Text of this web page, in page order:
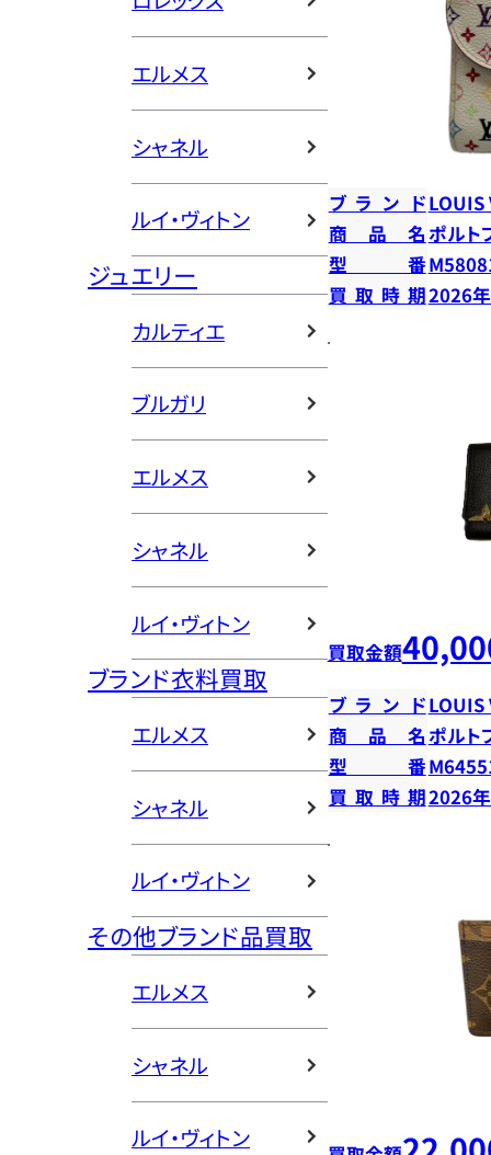
エルメス
シャネル
ルイ・ヴィトン
ジュエリー
カルティエ
ブルガリ
エルメス
シャネル
ルイ・ヴィトン
ブランド衣料買取
エルメス
シャネル
ルイ・ヴィトン
その他ブランド品買取
エルメス
シャネル
ルイ・ヴィトン
ブランドLOUIS
商品名ポルト
型番
買取時期2026
買取金額
ブランドLOUIS
商品名ポルト
型番
買取時期2026